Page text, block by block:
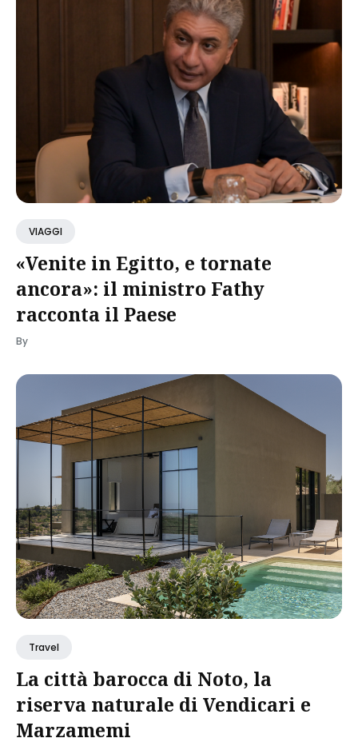
VIAGGI
«Venite in Egitto, e tornate
ancora»: il ministro Fathy
racconta il Paese
By
Travel
La città barocca di Noto, la
riserva naturale di Vendicari e
Marzamemi